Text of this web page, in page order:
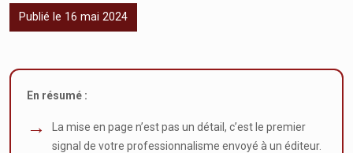
Publié le 16 mai 2024
En résumé :
La mise en page n’est pas un détail, c’est le premier
signal de votre professionnalisme envoyé à un éditeur.